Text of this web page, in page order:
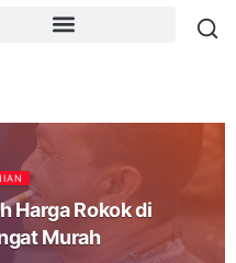
Harga Rokok di
Murah